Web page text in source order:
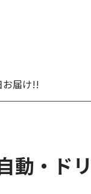
お届け!!
・ド